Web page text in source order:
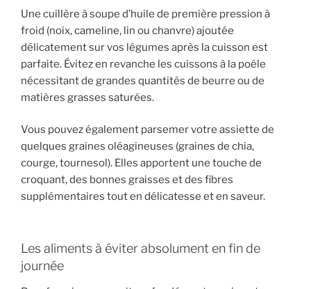
Une cuillère à soupe d’huile de première pression à
froid (noix, cameline, lin ou chanvre) ajoutée
délicatement sur vos légumes après la cuisson est
parfaite. Évitez en revanche les cuissons à la poêle
nécessitant de grandes quantités de beurre ou de
matières grasses saturées.
Vous pouvez également parsemer votre assiette de
quelques graines oléagineuses (graines de chia,
courge, tournesol). Elles apportent une touche de
croquant, des bonnes graisses et des fibres
supplémentaires tout en délicatesse et en saveur.
Les aliments à éviter absolument en fin de
journée